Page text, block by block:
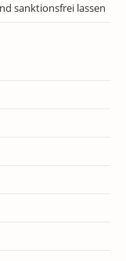
sanktionsfrei lassen